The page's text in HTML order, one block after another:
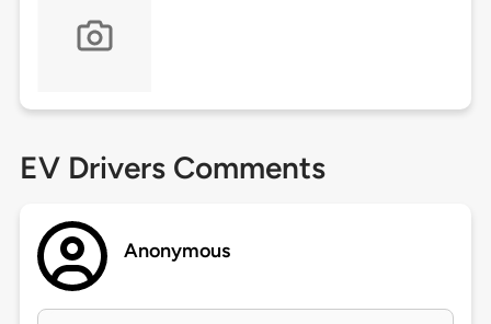
EV Drivers Comments
Anonymous